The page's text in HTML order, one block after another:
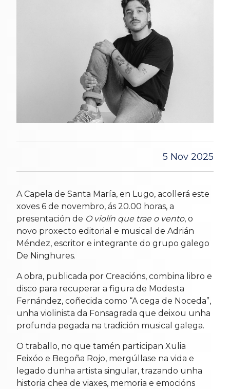
5 Nov 2025
A Capela de Santa María, en Lugo, acollerá este
xoves 6 de novembro, ás 20.00 horas, a
presentación de O violín que trae o vento, o
novo proxecto editorial e musical de Adrián
Méndez, escritor e integrante do grupo galego
De Ninghures.
A obra, publicada por Creacións, combina libro e
disco para recuperar a figura de Modesta
Fernández, coñecida como “A cega de Noceda”,
unha violinista da Fonsagrada que deixou unha
profunda pegada na tradición musical galega.
O traballo, no que tamén participan Xulia
Feixóo e Begoña Rojo, mergúllase na vida e
legado dunha artista singular, trazando unha
historia chea de viaxes, memoria e emocións